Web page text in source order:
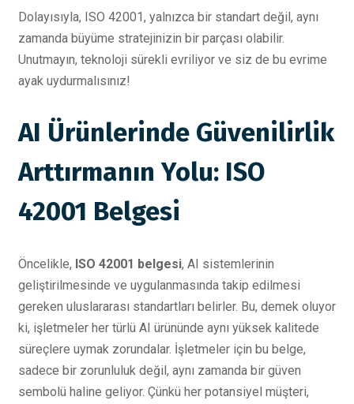
Dolayısıyla, ISO 42001, yalnızca bir standart değil, aynı
zamanda büyüme stratejinizin bir parçası olabilir.
Unutmayın, teknoloji sürekli evriliyor ve siz de bu evrime
ayak uydurmalısınız!
AI Ürünlerinde Güvenilirlik
Arttırmanın Yolu: ISO
42001 Belgesi
Öncelikle, ISO 42001 belgesi, AI sistemlerinin
geliştirilmesinde ve uygulanmasında takip edilmesi
gereken uluslararası standartları belirler. Bu, demek oluyor
ki, işletmeler her türlü AI ürününde aynı yüksek kalitede
süreçlere uymak zorundalar. İşletmeler için bu belge,
sadece bir zorunluluk değil, aynı zamanda bir güven
sembolü haline geliyor. Çünkü her potansiyel müşteri,